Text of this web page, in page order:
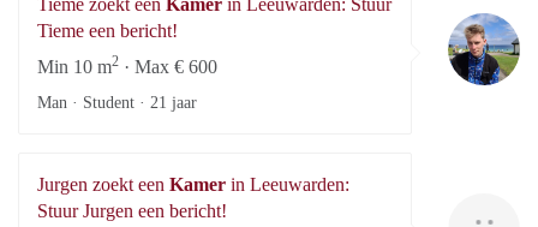
Tieme een bericht!
Min 10 m2 · Max € 600
Man · Student · 21 jaar
Jurgen zoekt een Kamer in Leeuwarden:
Stuur Jurgen een bericht!